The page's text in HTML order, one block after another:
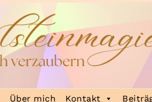
Über mich Kontakt